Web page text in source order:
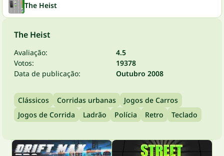
The Heist
The Heist
Avaliação:
4.5
Votos:
19378
Data de publicação:
Outubro 2008
Clássicos Corridas urbanas
Jogos de Carros
Jogos de Corrida
Ladrão Polícia Retro Teclado